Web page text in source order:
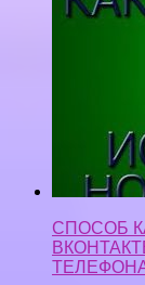
СПОСОБ